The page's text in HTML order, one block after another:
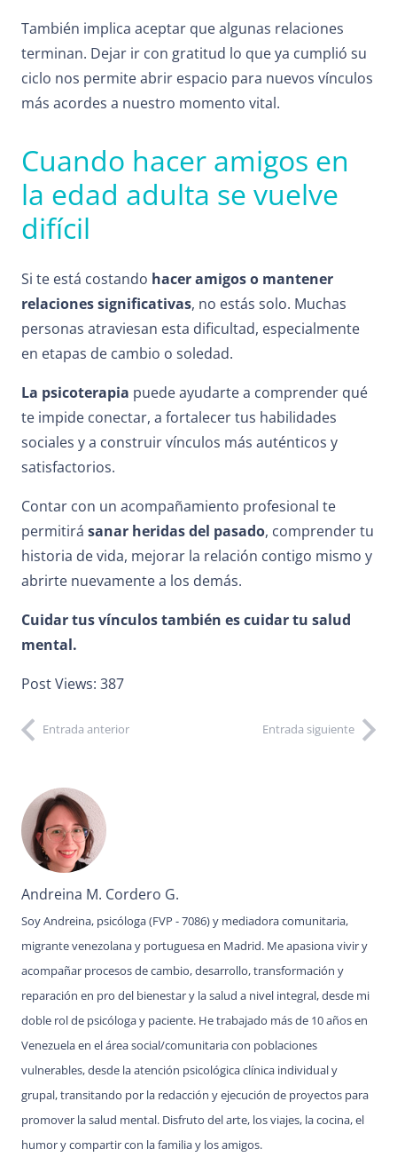
También implica aceptar que algunas relaciones
terminan. Dejar ir con gratitud lo que ya cumplió su
ciclo nos permite abrir espacio para nuevos vínculos
más acordes a nuestro momento vital.
Cuando hacer amigos en
la edad adulta se vuelve
difícil
Si te está costando hacer amigos o mantener
relaciones significativas, no estás solo. Muchas
personas atraviesan esta dificultad, especialmente
en etapas de cambio o soledad.
La psicoterapia puede ayudarte a comprender qué
te impide conectar, a fortalecer tus habilidades
sociales y a construir vínculos más auténticos y
satisfactorios.
Contar con un acompañamiento profesional te
permitirá sanar heridas del pasado, comprender tu
historia de vida, mejorar la relación contigo mismo y
abrirte nuevamente a los demás.
Cuidar tus vínculos también es cuidar tu salud
mental.
Post Views: 387
Entrada anterior Entrada siguiente
Andreina M. Cordero G.
Soy Andreina, psicóloga (FVP - 7086) y mediadora comunitaria,
migrante venezolana y portuguesa en Madrid. Me apasiona vivir y
acompañar procesos de cambio, desarrollo, transformación y
reparación en pro del bienestar y la salud a nivel integral, desde mi
doble rol de psicóloga y paciente. He trabajado más de 10 años en
Venezuela en el área social/comunitaria con poblaciones
vulnerables, desde la atención psicológica clínica individual y
grupal, transitando por la redacción y ejecución de proyectos para
promover la salud mental. Disfruto del arte, los viajes, la cocina, el
humor y compartir con la familia y los amigos.